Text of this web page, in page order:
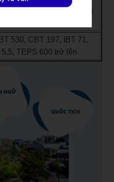
4 khóa học tiếng Hàn tại
530, CBT 197, IBT 71,
5.5, TEPS 600 trở lên